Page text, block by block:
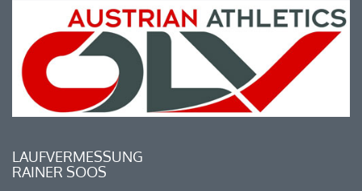
LAUFVERMESSUNG
RAINER SOOS